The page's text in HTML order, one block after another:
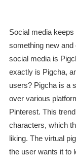
Social media
something new
social media is
exactly is Pigcha,
users? Pigcha is a
over various
Pinterest. This
characters, which
liking. The virtual
the user wants it to